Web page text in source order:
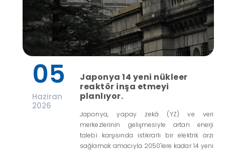
05
Haziran
2026
Japonya 14 yeni nükleer
reaktör inşa etmeyi
planlıyor.
Japonya, yapay zekâ (YZ) ve veri
merkezlerinin gelişmesiyle artan enerji
talebi karşısında istikrarlı bir elektrik arzı
sağlamak amacıyla 2050'lere kadar 14 yeni